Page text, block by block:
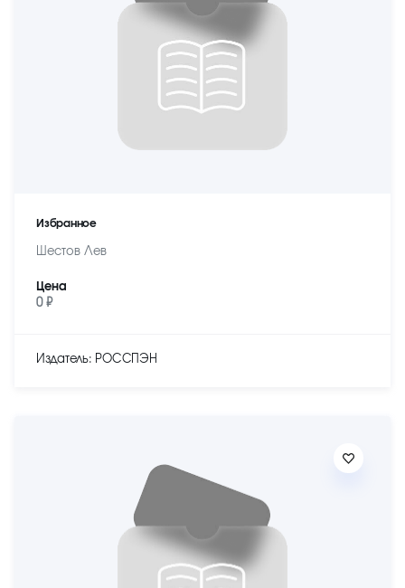
Избранное
Шестов Лев
Цена
0 ₽
Издатель: РОССПЭН